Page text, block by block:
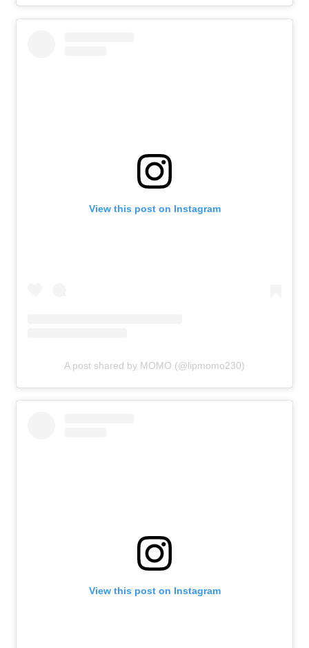
View this post on Instagram
A post shared by MOMO (@lipmomo230)
View this post on Instagram